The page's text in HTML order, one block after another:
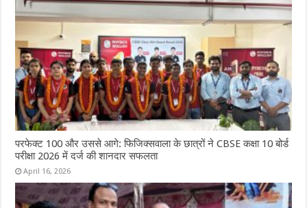
परफेक्ट 100 और उससे आगे: फिजिक्सवाला के छात्रों ने CBSE कक्षा 10 बोर्ड
परीक्षा 2026 में दर्ज की शानदार सफलता
April 16, 2026